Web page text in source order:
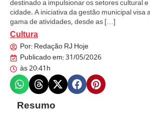
destinado a impulsionar os setores cultural
cidade. A iniciativa da gestão municipal visa
gama de atividades, desde as […]
Cultura
Por: Redação RJ Hoje
Publicado em:31/05/2026
às20:41h
Resumo